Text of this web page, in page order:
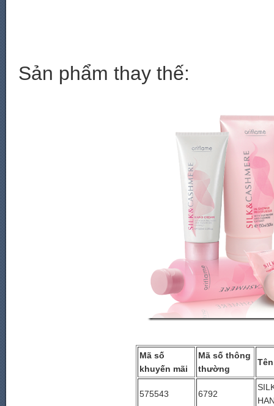
Sản phẩm thay thế:
Mã số
khuyến mãi
Mã số thông
thường
575543 6792